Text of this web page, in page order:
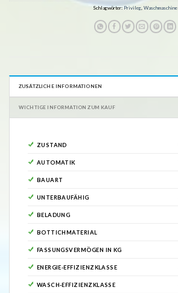
Schlagwörter: Privileg, Waschmaschine
ZUSÄTZLICHE INFORMATIONEN
WICHTIGE INFORMATION ZUM KAUF
ZUSTAND
AUTOMATIK
BAUART
UNTERBAUFÄHIG
BELADUNG
BOTTICHMATERIAL
FASSUNGSVERMÖGEN IN KG
ENERGIE-EFFIZIENZKLASSE
WASCH-EFFIZIENZKLASSE